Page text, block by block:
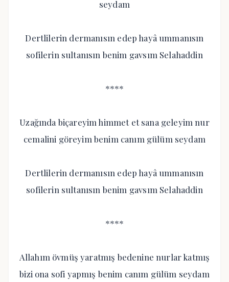
seydam
Dertlilerin dermanısın edep hayâ ummanısın
sofilerin sultanısın benim gavsım Selahaddin
****
Uzağında biçareyim himmet et sana geleyim nur
cemalini göreyim benim canım gülüm seydam
Dertlilerin dermanısın edep hayâ ummanısın
sofilerin sultanısın benim gavsım Selahaddin
****
Allahım övmüş yaratmış bedenine nurlar katmış
bizi ona sofi yapmış benim canım gülüm seydam